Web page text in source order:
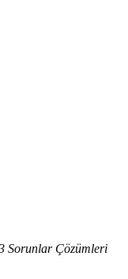
Sorunlar Çözümleri